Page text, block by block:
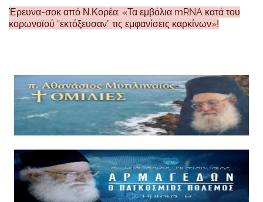
Έρευνα-σοκ από Ν.Κορέα: «Τα εμβόλια mRNA κατά του
κορωνοϊού “εκτόξευσαν” τις εμφανίσεις καρκίνων»!